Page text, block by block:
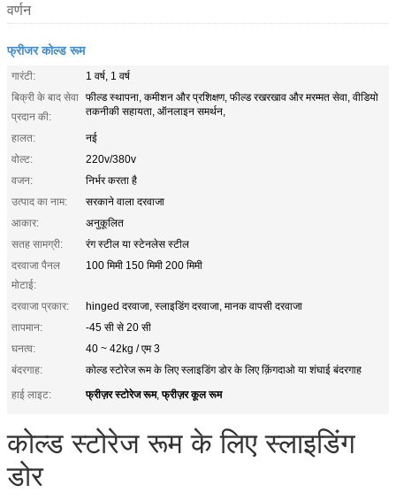
वर्णन
फ्रीजर कोल्ड रूम
गारंटी:
1 वर्ष, 1 वर्ष
बिक्री के बाद सेवा
प्रदान की:
फील्ड स्थापना, कमीशन और प्रशिक्षण, फील्ड रखरखाव और मरम्मत सेवा, वीडियो
तकनीकी सहायता, ऑनलाइन समर्थन,
हालत:
नई
वोल्ट:
220v/380v
वजन:
निर्भर करता है
उत्पाद का नाम:
सरकाने वाला दरवाजा
आकार:
अनुकूलित
सतह सामग्री:
रंग स्टील या स्टेनलेस स्टील
दरवाजा पैनल
मोटाई:
100 मिमी 150 मिमी 200 मिमी
दरवाजा प्रकार:
hinged दरवाजा, स्लाइडिंग दरवाजा, मानक वापसी दरवाजा
तापमान:
-45 सी से 20 सी
घनत्व:
40 ~ 42kg / एम 3
बंदरगाह:
कोल्ड स्टोरेज रूम के लिए स्लाइडिंग डोर के लिए क़िंगदाओ या शंघाई बंदरगाह
हाई लाइट:
फ्रीज़र स्टोरेज रूम,फ्रीज़र कूल रूम
कोल्ड स्टोरेज रूम के लिए स्लाइडिंग
डोर